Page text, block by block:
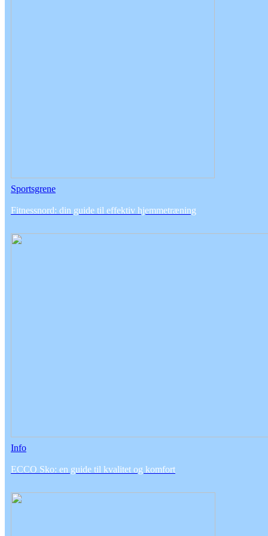
Sportsgrene
Fitnessnord: din guide til effektiv hjemmetræning
Info
ECCO Sko: en guide til kvalitet og komfort